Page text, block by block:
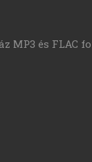
MP3 és FLAC